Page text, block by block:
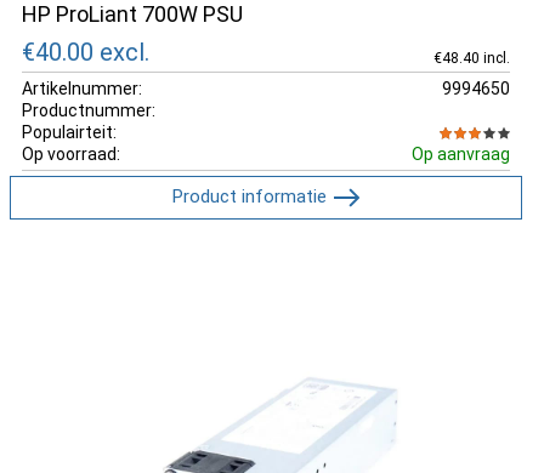
HP ProLiant 700W PSU
€40.00 excl. €48.40 incl.
Artikelnummer:
9994650
Productnummer:
Populairteit:
Op voorraad:
Op aanvraag
Product informatie